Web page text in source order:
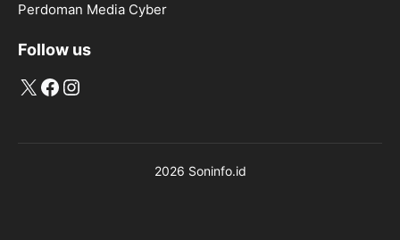
Perdoman Media Cyber
Follow us
X Facebook
Instagram
2026 Soninfo.id